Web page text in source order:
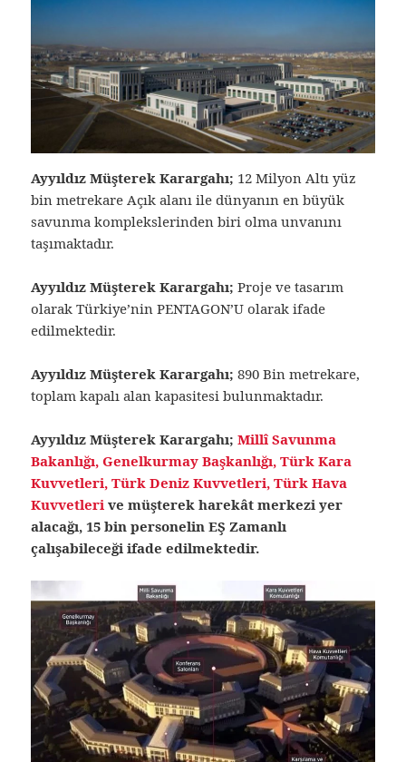
Ayyıldız Müşterek Karargahı; 12 Milyon Altı yüz
bin metrekare Açık alanı ile dünyanın en büyük
savunma komplekslerinden biri olma unvanını
taşımaktadır.
Ayyıldız Müşterek Karargahı; Proje ve tasarım
olarak Türkiye’nin PENTAGON’U olarak ifade
edilmektedir.
Ayyıldız Müşterek Karargahı; 890 Bin metrekare,
toplam kapalı alan kapasitesi bulunmaktadır.
Ayyıldız Müşterek Karargahı; Millî Savunma
Bakanlığı, Genelkurmay Başkanlığı, Türk Kara
Kuvvetleri, Türk Deniz Kuvvetleri, Türk Hava
Kuvvetlerive müşterek harekât merkezi yer
alacağı, 15 bin personelin EŞ Zamanlı
çalışabileceği ifade edilmektedir.